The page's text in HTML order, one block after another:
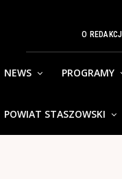
O REDAKCJI
NEWS PROGRAMY
POWIAT STASZOWSKI